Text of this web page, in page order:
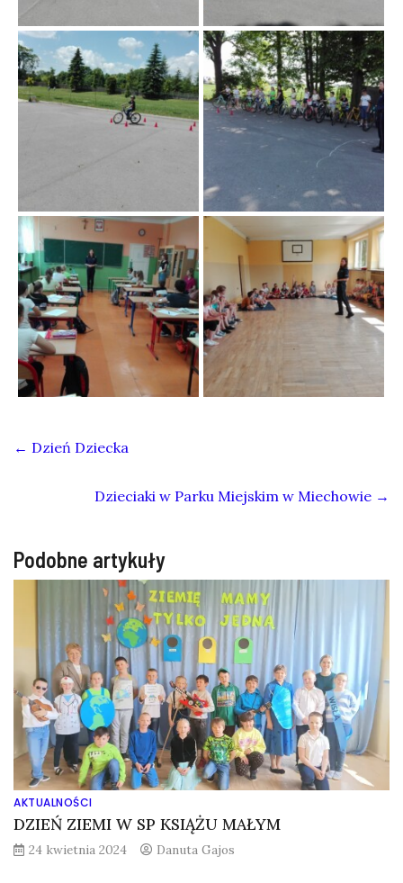
← Dzień Dziecka
Dzieciaki w Parku Miejskim w Miechowie →
Podobne artykuły
AKTUALNOŚCI
DZIEŃ ZIEMI W SP KSIĄŻU MAŁYM
24 kwietnia 2024 Danuta Gajos